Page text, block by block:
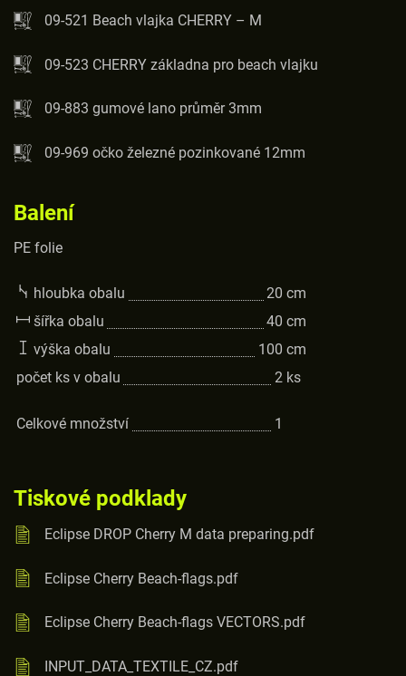
09-521 Beach vlajka CHERRY – M
09-523 CHERRY základna pro beach vlajku
09-883 gumové lano průměr 3mm
09-969 očko železné pozinkované 12mm
Balení
PE folie
hloubka obalu 20 cm
šířka obalu
40 cm
výška obalu
100 cm
počet ks v obalu
2 ks
Celkové množství 1
Tiskové podklady
Eclipse DROP Cherry M data preparing.pdf
Eclipse Cherry Beach-flags.pdf
Eclipse Cherry Beach-flags VECTORS.pdf
INPUT_DATA_TEXTILE_CZ.pdf